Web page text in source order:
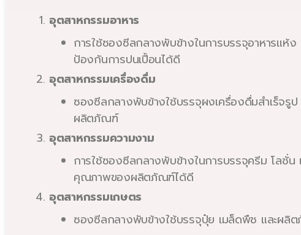
อุตสาหกรรมอาหาร
การใช้ซองซีลกลางพับข้างในการบรรจุอาหารแห้
ป้องกันการปนเปื้อนได้ดี
อุตสาหกรรมเครื่องดื่ม
ซองซีลกลางพับข้างใช้บรรจุผงเครื่องดื่มสำเร็จ
ผลิตภัณฑ์
อุตสาหกรรมความงาม
การใช้ซองซีลกลางพับข้างในการบรรจุครีม โลชั่
คุณภาพของผลิตภัณฑ์ได้ดี
อุตสาหกรรมเกษตร
ซองซีลกลางพับข้างใช้บรรจุปุ๋ย เมล็ดพืช และผ